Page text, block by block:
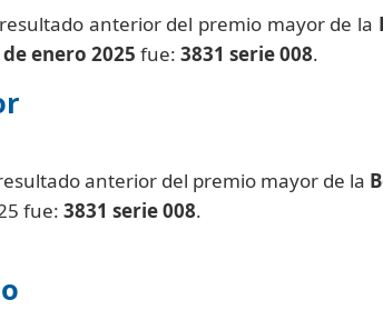
anterior del premio mayor de la
enero 2025 fue:3831 serie 008.
anterior del premio mayor de la
fue:3831 serie 008.